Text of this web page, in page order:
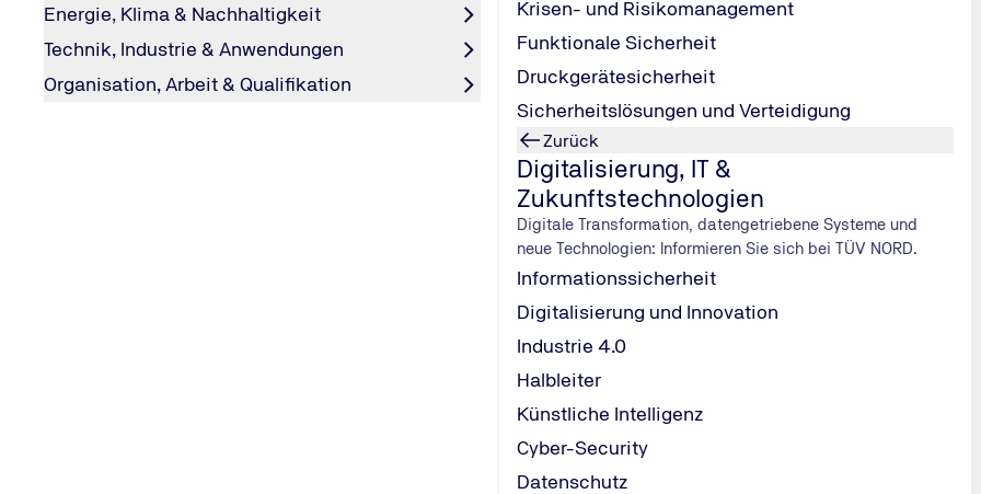
Energie, Klima & Nachhaltigkeit
Technik, Industrie & Anwendungen
Organisation, Arbeit & Qualifikation
Krisen- und Risikomanagement
Funktionale Sicherheit
Druckgerätesicherheit
Sicherheitslösungen und Verteidigung
Zurück
Digitalisierung, IT &
Zukunftstechnologien
Digitale Transformation, datengetriebene Systeme und
neue Technologien: Informieren Sie sich bei TÜV NORD.
Informationssicherheit
Digitalisierung und Innovation
Industrie 4.0
Halbleiter
Künstliche Intelligenz
Cyber-Security
Datenschutz